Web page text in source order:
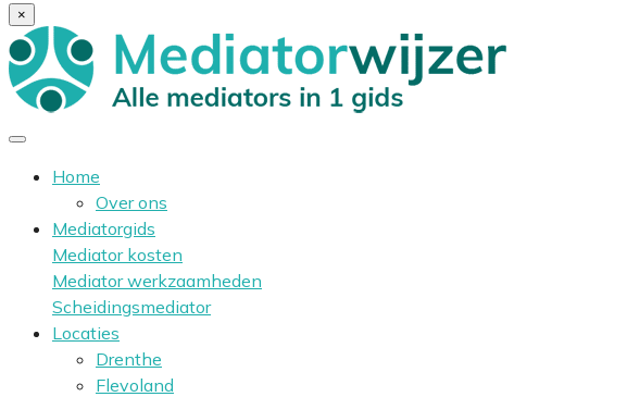
×
Home
Over ons
Mediatorgids
Mediator kosten
Mediator werkzaamheden
Scheidingsmediator
Locaties
Drenthe
Flevoland